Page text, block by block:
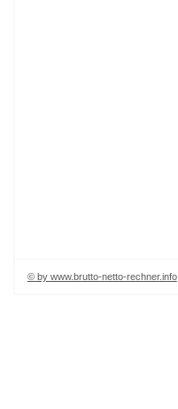
© by www.brutto-netto-rechner.info.